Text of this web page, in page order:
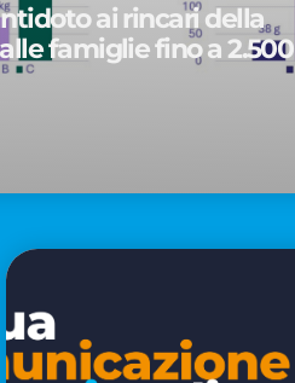
ai rincari della
famiglie fino a 2.500